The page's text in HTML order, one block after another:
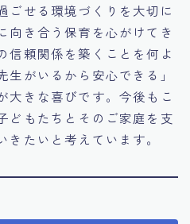
ごせる環境づくりを大切に
向き合う保育を心がけてき
信頼関係を築くことを何よ
生がいるから安心できる」
大きな喜びです。今後もこ
どもたちとそのご家庭を支
きたいと考えています。